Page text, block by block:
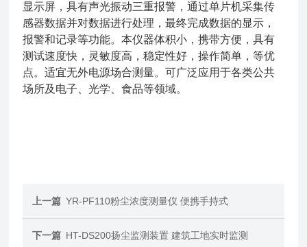
显示屏，具有声光振动三重报警，通过单片机采集传
感器数据并对数据进行处理，最终完成数据的显示，
报警和记录等功能。本仪器体积小，携带方便，具有
测试速度快，灵敏度高，稳定性好，操作简单，等优
点。适宜无外电源场合测量。可广泛应用于各类公共
场所及电子、光学、食品等领域。
上一篇 YR-PF110粉尘浓度测量仪 便携手持式
下一篇 HT-DS200扬尘监测装置 建筑工地实时监测